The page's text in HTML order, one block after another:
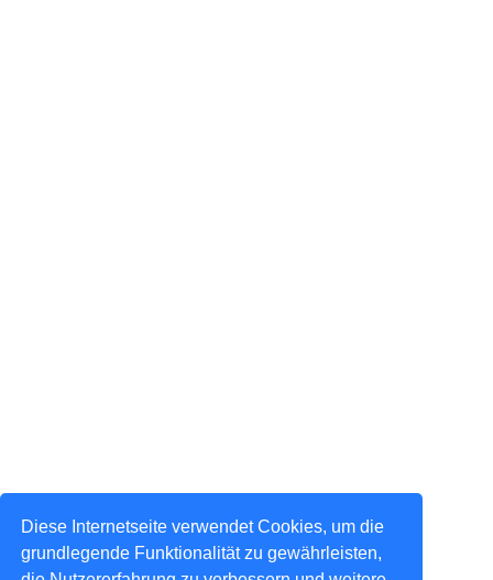
Diese Internetseite verwendet Cookies, um die
grundlegende Funktionalität zu gewährleisten,